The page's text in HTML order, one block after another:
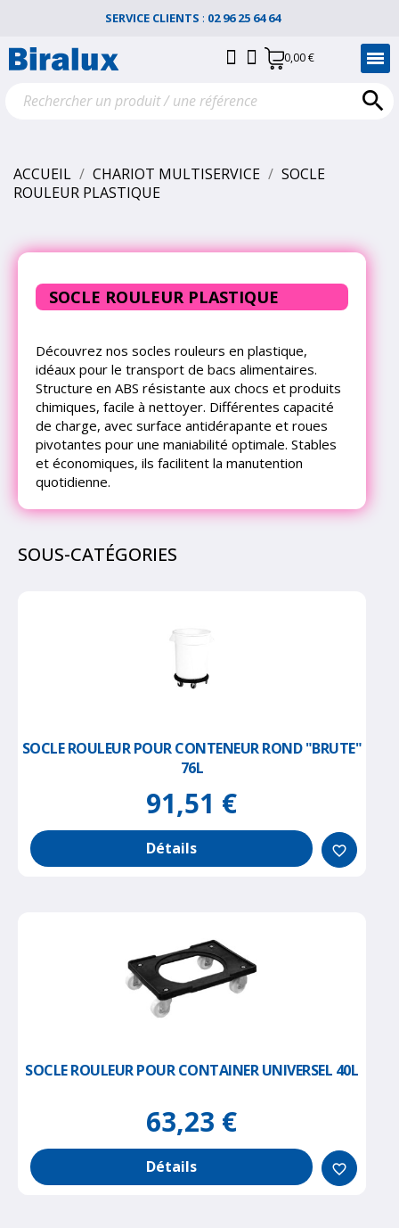
SERVICE CLIENTS : 02 96 25 64 64
0,00 €

ACCUEIL CHARIOT MULTISERVICE
SOCLE
ROULEUR PLASTIQUE
SOCLE ROULEUR PLASTIQUE
Découvrez nos socles rouleurs en plastique,
idéaux pour le transport de bacs alimentaires.
Structure en ABS résistante aux chocs et produits
chimiques, facile à nettoyer. Différentes capacité
de charge, avec surface antidérapante et roues
pivotantes pour une maniabilité optimale. Stables
et économiques, ils facilitent la manutention
quotidienne.
SOUS-CATÉGORIES
SOCLE ROULEUR POUR CONTENEUR ROND "BRUTE"
76L
91,51 €
Détails favorite_border
SOCLE ROULEUR POUR CONTAINER UNIVERSEL 40L
63,23 €
Détails favorite_border